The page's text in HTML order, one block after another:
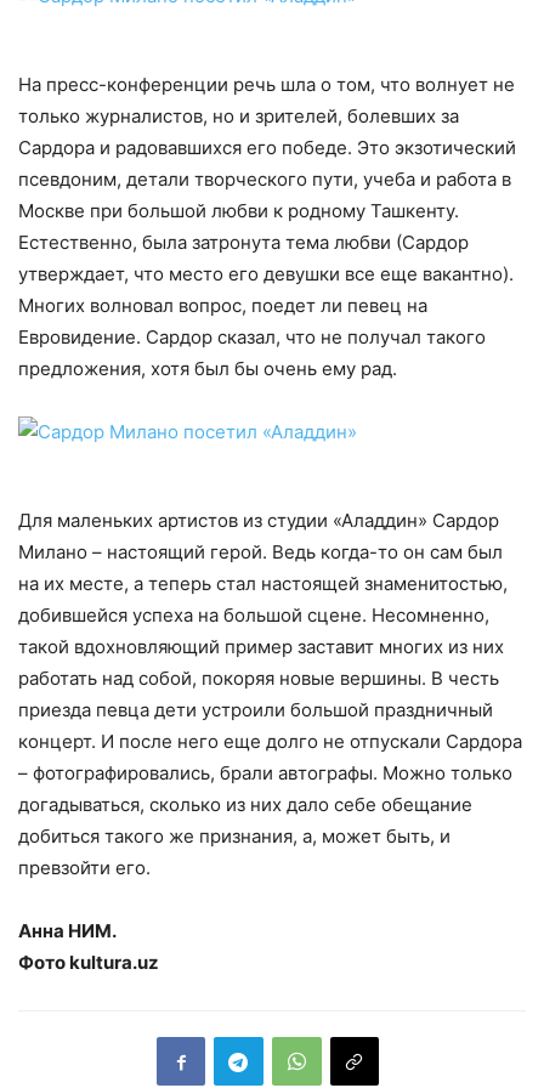
На пресс-конференции речь шла о том, что волнует не
только журналистов, но и зрителей, болевших за
Сардора и радовавшихся его победе. Это экзотический
псевдоним, детали творческого пути, учеба и работа в
Москве при большой любви к родному Ташкенту.
Естественно, была затронута тема любви (Сардор
утверждает, что место его девушки все еще вакантно).
Многих волновал вопрос, поедет ли певец на
Евровидение. Сардор сказал, что не получал такого
предложения, хотя был бы очень ему рад.
Для маленьких артистов из студии «Аладдин» Сардор
Милано – настоящий герой. Ведь когда-то он сам был
на их месте, а теперь стал настоящей знаменитостью,
добившейся успеха на большой сцене. Несомненно,
такой вдохновляющий пример заставит многих из них
работать над собой, покоряя новые вершины. В честь
приезда певца дети устроили большой праздничный
концерт. И после него еще долго не отпускали Сардора
– фотографировались, брали автографы. Можно только
догадываться, сколько из них дало себе обещание
добиться такого же признания, а, может быть, и
превзойти его.
Анна НИМ.
Фото kultura.uz